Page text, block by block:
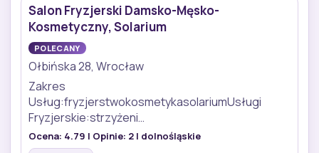
Salon Fryzjerski Damsko-Męsko-
Kosmetyczny, Solarium
POLECANY
Ołbińska 28, Wrocław
Zakres
Usług:fryzjerstwokosmetykasolariumUsługi
Fryzjerskie:strzyżeni…
Ocena: 4.79 | Opinie: 2 | dolnośląskie